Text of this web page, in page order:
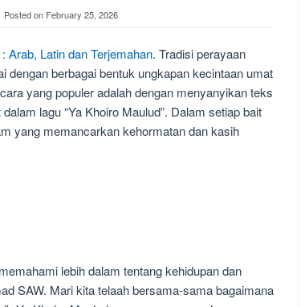
Posted on February 25, 2026
Arab, Latin dan Terjemahan. Tradisi perayaan
dengan berbagai bentuk ungkapan kecintaan umat
yang populer adalah dengan menyanyikan teks
lagu “Ya Khoiro Maulud”. Dalam setiap bait
yang memancarkan kehormatan dan kasih
lebih dalam tentang kehidupan dan
SAW. Mari kita telaah bersama-sama bagaimana